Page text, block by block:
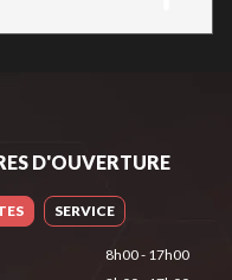
D'OUVERTURE
SERVICE
8h00 - 17h00